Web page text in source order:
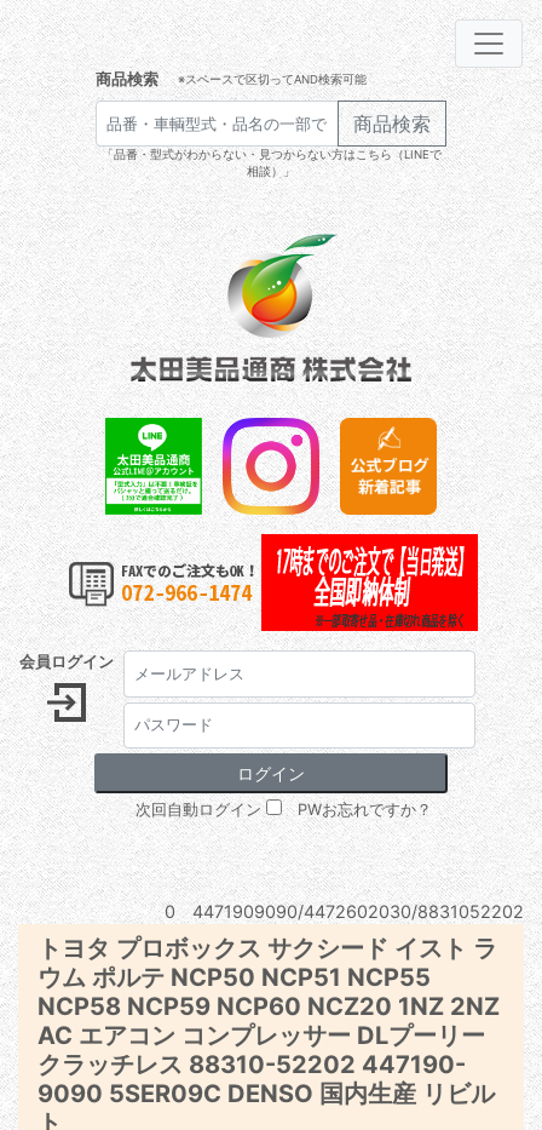
商品検索 ※スペースで区切ってAND検索可能
商品検索
「品番・型式がわからない・見つからない方はこちら（LINEで
相談）」
会員ログイン
次回自動ログイン PWお忘れですか？
0 4471909090/4472602030/8831052202
トヨタ プロボックス サクシード イスト ラ
ウム ポルテ NCP50 NCP51 NCP55
NCP58 NCP59 NCP60 NCZ20 1NZ 2NZ
AC エアコン コンプレッサー DLプーリー
クラッチレス 88310-52202 447190-
9090 5SER09C DENSO 国内生産 リビル
ト